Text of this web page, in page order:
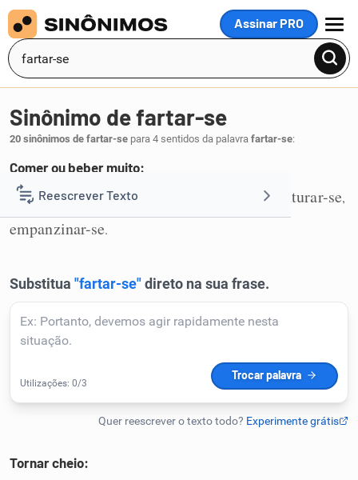
Assinar PRO
MENU
Reescrever Texto
Corrigir Texto
Detector de IA
Humanizador de IA
Cata-letras
Sinônimo de fartar-se
20 sinônimos de fartar-se para 4 sentidos da palavra fartar-se:
Comer ou beber muito:
1 impar,encher-se empanturar-se,
empanzinar-se.
Tornar cheio: